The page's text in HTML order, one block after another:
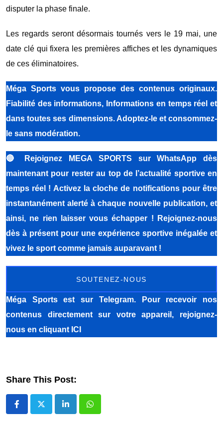
disputer la phase finale.
Les regards seront désormais tournés vers le 19 mai, une
date clé qui fixera les premières affiches et les dynamiques
de ces éliminatoires.
Méga Sports vous propose des contenus originaux.
Fiabilité des informations, Informations en temps réel et
dans toutes ses dimensions. Adoptez-le et consommez-
le sans modération.
🔴
Rejoignez MEGA SPORTS sur WhatsApp dès
maintenant pour rester au top de l’actualité sportive en
temps réel ! Activez la cloche de notifications pour être
instantanément alerté à chaque nouvelle publication, et
ainsi, ne rien laisser vous échapper ! Rejoignez-nous
dès à présent pour une expérience sportive inégalée et
vivez le sport comme jamais auparavant !
SOUTENEZ-NOUS
Méga Sportsest sur Telegram. Pour recevoir nos
contenus directement sur votre appareil, rejoignez-
nous en cliquant ICI
Share This Post:
LinkedInWhatsapp